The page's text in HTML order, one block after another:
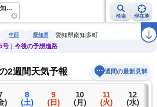
愛知県南知多町
検索 現在地
報 地震情報 警報・注意報 ラ
中部 愛知県
愛知県南知多町
号｜今後の予想進路
2週間天気予報 週間の最新見解
)
8
(土)
9
(日)
10
(月)
11
(火)
12
(水)